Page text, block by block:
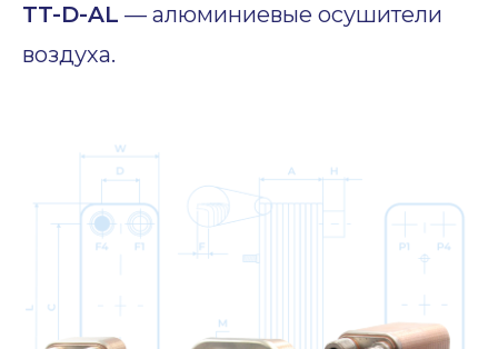
TT-D-AL — алюминиевые осушители
воздуха.